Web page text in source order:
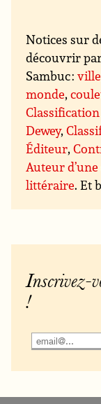
Notices sur
découvrir
Sambuc :ville
monde,
Dewey,
Éditeur,
Auteur
littéraire. Et
Inscrivez-
!